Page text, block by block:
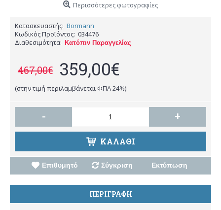
Περισσότερες φωτογραφίες
Κατασκευαστής: Bormann
Κωδικός Προϊόντος: 034476
Διαθεσιμότητα: Κατόπιν Παραγγελίας
467,00€ 359,00€
(στην τιμή περιλαμβάνεται ΦΠΑ 24%)
- +
ΚΑΛΑΘΙ
Επιθυμητό Σύγκριση Εκτύπωση
ΠΕΡΙΓΡΑΦΗ